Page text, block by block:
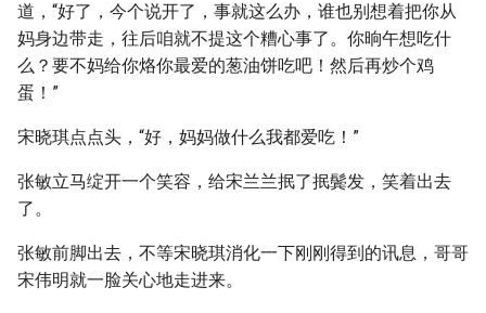
道，“好了，今个说开了，事就这么办，谁也别想着把你从
妈身边带走，往后咱就不提这个糟心事了。你晌午想吃什
么？要不妈给你烙你最爱的葱油饼吃吧！然后再炒个鸡
蛋！”
宋晓琪点点头，“好，妈妈做什么我都爱吃！”
张敏立马绽开一个笑容，给宋兰兰抿了抿鬓发，笑着出去
了。
张敏前脚出去，不等宋晓琪消化一下刚刚得到的讯息，哥哥
宋伟明就一脸关心地走进来。